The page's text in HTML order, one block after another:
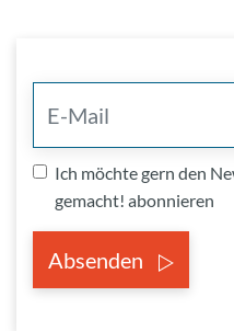
Ich möchte gern den
gemacht! abonnieren
Absenden